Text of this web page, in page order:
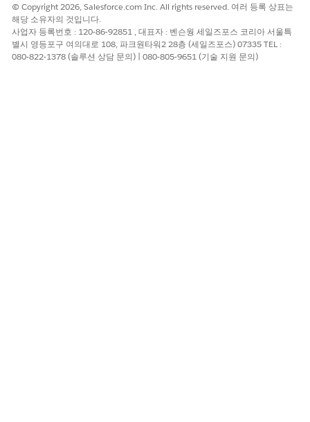
© Copyright 2026, Salesforce.com Inc. All rights reserved. 여러 등록 상표는
해당 소유자의 것입니다.
사업자 등록번호 : 120-86-92851 , 대표자 : 벤슨웡 세일즈포스 코리아 서울특
별시 영등포구 여의대로 108, 파크원타워2 28층 (세일즈포스) 07335 TEL :
080-822-1378 (솔루션 상담 문의) | 080-805-9651 (기술 지원 문의)